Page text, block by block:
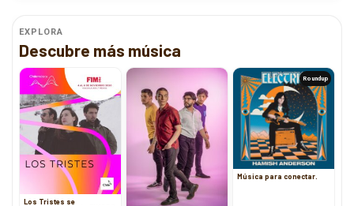
EXPLORA
Descubre más música
Los Tristes se
Roundup
Música para conectar.